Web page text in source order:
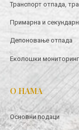
Транспорт отпада,
Примарна и
Депоновање отпада
Еколошки мониторинг
О НАМА
Основни подаци